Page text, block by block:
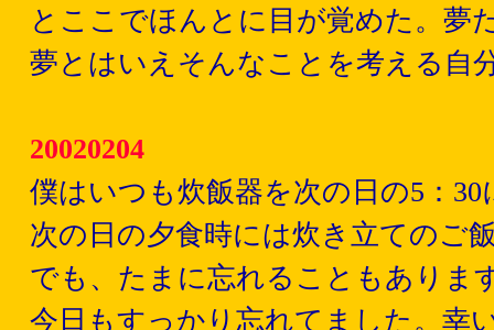
とここでほんとに目が覚めた。夢
夢とはいえそんなことを考える自
20020204
僕はいつも炊飯器を次の日の5：
次の日の夕食時には炊き立てのご
でも、たまに忘れることもありま
今日もすっかり忘れてました。幸